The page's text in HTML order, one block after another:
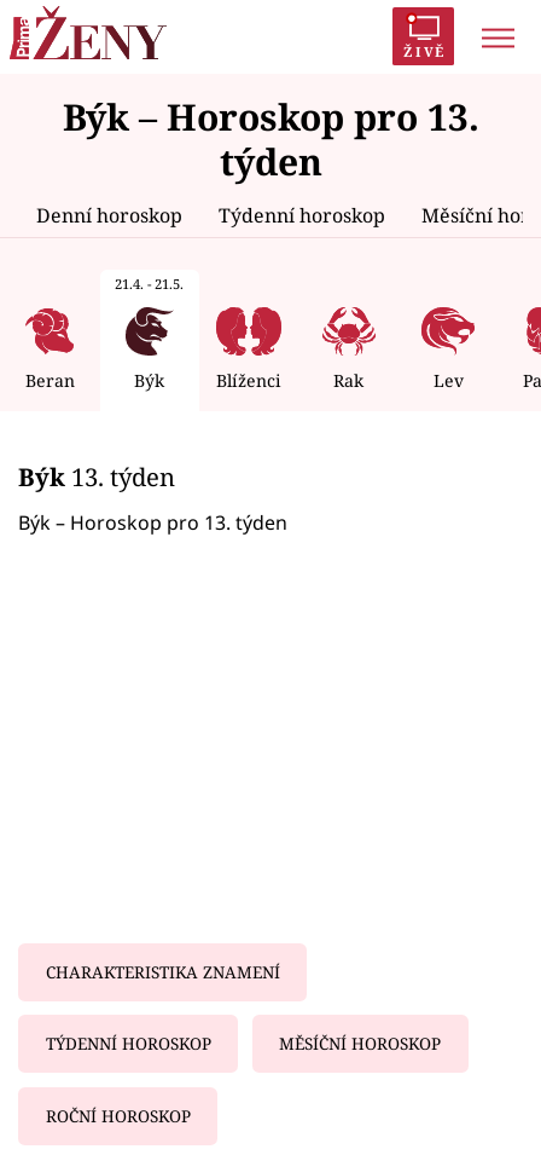
ŽIVĚ
Trendy: Polabí Inspekce Prostřeno!
AYTO?
Proměny
Témata
Celebrity
Seriály
Sledujte nás
Býk – Horoskop pro 13.
týden
Denní horoskop Týdenní horoskop Měsíční
Beran
21.4. - 21.5.
Býk Blíženci Rak Lev
Býk 13. týden
Býk – Horoskop pro 13. týden
CHARAKTERISTIKA ZNAMENÍ
TÝDENNÍ HOROSKOP MĚSÍČNÍ HOROSKOP
ROČNÍ HOROSKOP